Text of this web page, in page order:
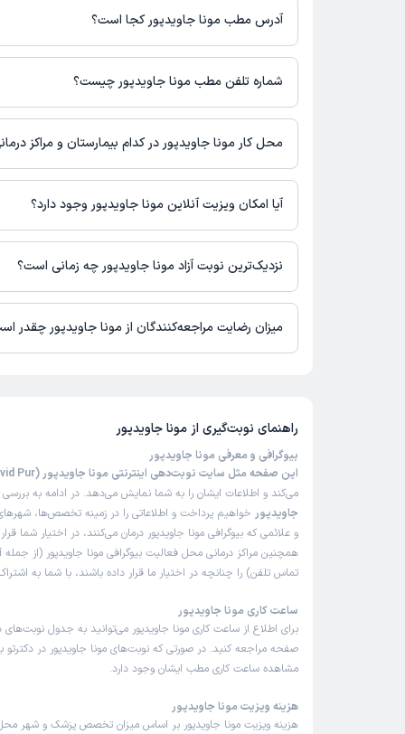
آدرس مطب مونا جاویدپور کجا است؟
اطلاعات مربوط به آدرس مطب مونا جاویدپور در حال حاضر در
دریافت اطلاعات دقیق‌تر، لطفاً با مطب تماس بگیرید.
شماره تلفن مطب مونا جاویدپور چیست؟
شماره تماس مطب مونا جاویدپور در حال حاضر در این صفحه ثبت
محل کار مونا جاویدپور در کدام بیمارستان و مراکز
اطلاعاتی درباره محل فعالیت مونا جاویدپور در مراکز درمانی در
آیا امکان ویزیت آنلاین مونا جاویدپور وجود دارد؟
در حال حاضر اطلاعاتی درباره ارائه ویزیت آنلاین توسط مونا
برای دریافت اطلاعات دقیق‌تر، لطفاً با مطب تماس بگیرید.
نزدیک‌ترین نوبت آزاد مونا جاویدپور چه زمانی است؟
زمان نوبت‌دهی و پذیرش بیماران با هماهنگی مطب مشخص می‌شود.
میزان رضایت مراجعه‌کنندگان از مونا جاویدپور چقدر
راهنمای نوبت‌گیری از مونا جاویدپور
بیوگرافی و معرفی مونا جاویدپور
این صفحه مثل سایت نوبت‌دهی اینترنتی مونا جاویدپور (Mona Javid Pur)
می‌کند و اطلاعات ایشان را به شما نمایش می‌دهد. در ادامه به بررسی
جاویدپور خواهیم پرداخت و اطلاعاتی را در زمینه تخصص‌ها،
و علائمی که بیوگرافی مونا جاویدپور درمان می‌کنند، در اختیار شما
همچنین مراکز درمانی محل فعالیت بیوگرافی مونا جاویدپور (از
تماس تلفن) را چنانچه در اختیار ما قرار داده باشند، با شما به
ساعت کاری مونا جاویدپور
برای اطلاع از ساعت کاری مونا جاویدپور می‌توانید به جدول
صفحه مراجعه کنید. در صورتی که نوبت‌های مونا جاویدپور در دکترتو
مشاهده ساعت کاری مطب ایشان وجود دارد.
هزینه ویزیت مونا جاویدپور
هزینه ویزیت مونا جاویدپور بر اساس میزان تخصص پزشک و شهر